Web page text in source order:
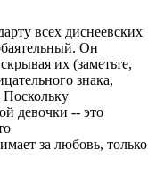
всех диснеевских
Он
их (заметьте,
знака,
Поскольку
девочки -- это
за любовь, только